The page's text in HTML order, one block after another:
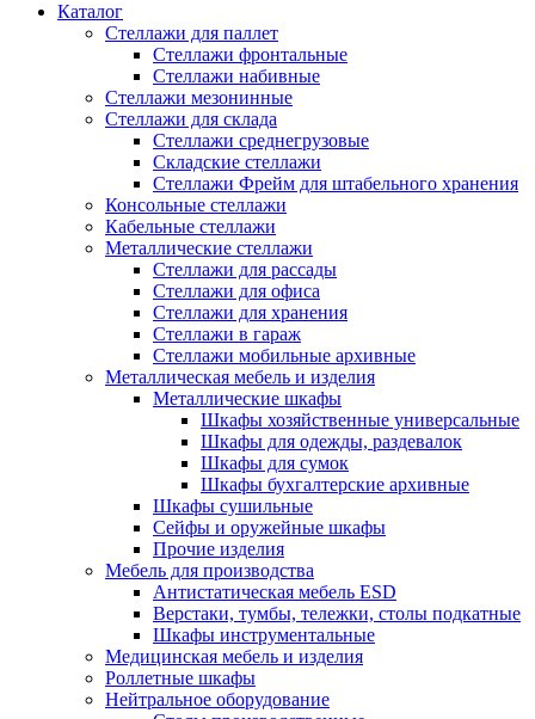
Каталог
Стеллажи для паллет
Стеллажи фронтальные
Стеллажи набивные
Стеллажи мезонинные
Стеллажи для склада
Стеллажи среднегрузовые
Складские стеллажи
Стеллажи Фрейм для штабельного хранения
Консольные стеллажи
Кабельные стеллажи
Металлические стеллажи
Стеллажи для рассады
Стеллажи для офиса
Стеллажи для хранения
Стеллажи в гараж
Стеллажи мобильные архивные
Металлическая мебель и изделия
Металлические шкафы
Шкафы хозяйственные универсальные
Шкафы для одежды, раздевалок
Шкафы для сумок
Шкафы бухгалтерские архивные
Шкафы сушильные
Сейфы и оружейные шкафы
Прочие изделия
Мебель для производства
Антистатическая мебель ESD
Верстаки, тумбы, тележки, столы подкатные
Шкафы инструментальные
Медицинская мебель и изделия
Роллетные шкафы
Нейтральное оборудование